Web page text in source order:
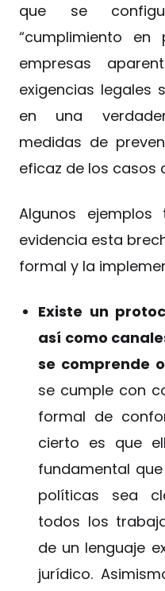
que se
“cumplimiento
empresas
exigencias legales
en una
medidas de
eficaz de los casos
Algunos
evidencia esta
formal y la
Existe un
así como
se comprende
se cumple con
formal de
cierto es que
fundamental
políticas sea
todos los
de un lenguaje
jurídico.